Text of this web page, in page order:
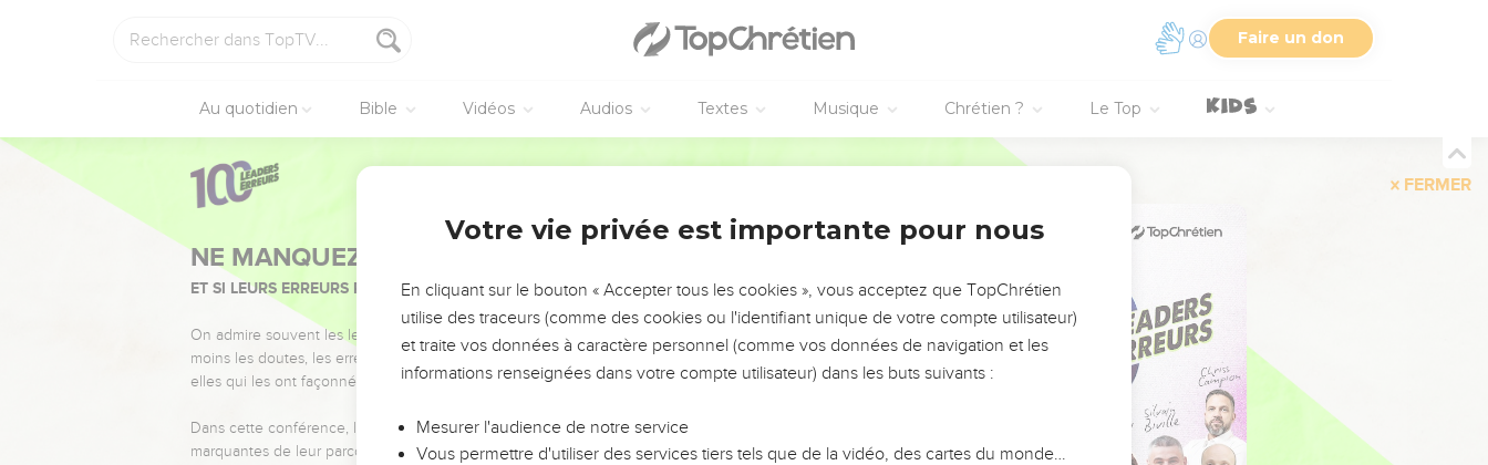
Faire un don
Au quotidien Bible Vidéos Audios Textes Musique Chrétien ? Le Top
FERMER
NE MANQUEZ PAS L’ÉVÉNEMENT DE L’ANNÉE !
ET SI LEURS ERREURS POUVAIENT VOUS ÉVITER LES VOTRES ?
On admire souvent les leaders pour leurs réussites, leur impact, leur foi ou leur vision. Mais on voit
moins les doutes, les erreurs et les saisons difficiles qu'ils ont traversés, alors même que ce sont
elles qui les ont façonnés.
Dans cette conférence, leaders, entrepreneurs, et responsables reviennent sur les erreurs
marquantes de leur parcours et les clés pour avancer avec plus de sagesse afin que leurs erreurs
Votre vie privée est importante pour nous
En cliquant sur le bouton « Accepter tous les cookies », vous acceptez que TopChrétien
utilise des traceurs (comme des cookies ou l'identifiant unique de votre compte utilisateur)
et traite vos données à caractère personnel (comme vos données de navigation et les
informations renseignées dans votre compte utilisateur) dans les buts suivants :
Mesurer l'audience de notre service
Vous permettre d'utiliser des services tiers tels que de la vidéo, des cartes du monde…